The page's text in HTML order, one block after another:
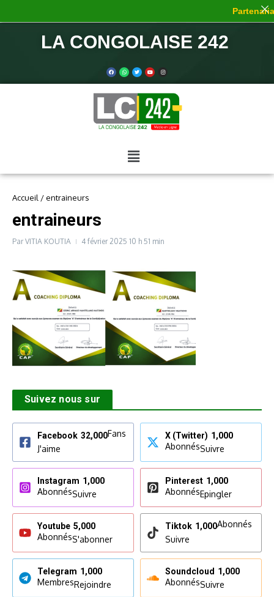
LA CONGOLAISE 242
Accueil /entraineurs
entraineurs
ParVITIA KOUTIA 4 février 2025 10 h 51 min
Suivez nous sur
Facebook 32,000Fans
J'aime
X (Twitter) 1,000
AbonnésSuivre
Instagram 1,000
AbonnésSuivre
Pinterest 1,000
AbonnésEpingler
Youtube 5,000
AbonnésS'abonner
Tiktok 1,000Abonnés
Suivre
Telegram 1,000
MembresRejoindre
Soundcloud 1,000
AbonnésSuivre